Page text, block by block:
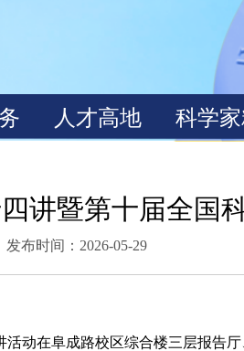
讲暨第十届全国
布时间：2026-05-29
在阜成路校区综合楼三层报告